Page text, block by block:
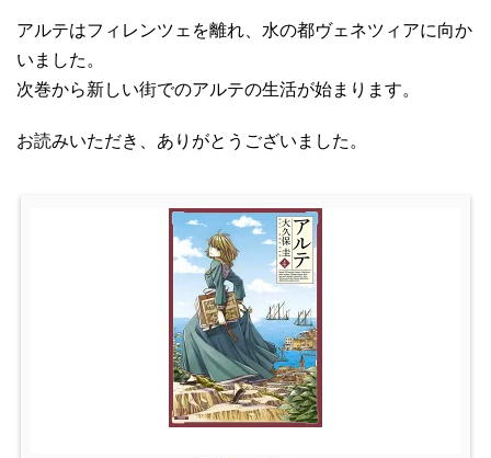
アルテはフィレンツェを離れ、水の都ヴェネツィアに向か
いました。
次巻から新しい街でのアルテの生活が始まります。
お読みいただき、ありがとうございました。